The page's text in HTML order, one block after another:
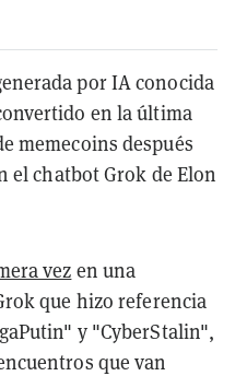
por IA conocida
en la última
memecoins después
el chatbot Grok de Elon
vez en una
que hizo referencia
y "CyberStalin",
que van